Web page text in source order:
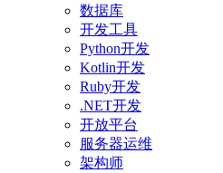
数据库
开发工具
Python开发
Kotlin开发
Ruby开发
.NET开发
开放平台
服务器运维
架构师